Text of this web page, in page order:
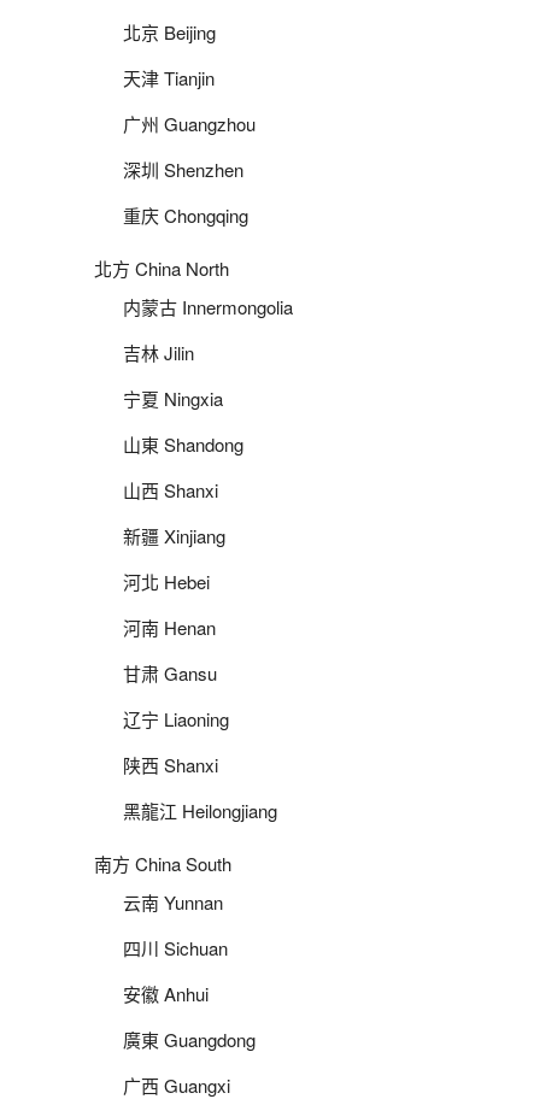
北京 Beijing
天津 Tianjin
广州 Guangzhou
深圳 Shenzhen
重庆 Chongqing
北方 China North
内蒙古 Innermongolia
吉林 Jilin
宁夏 Ningxia
山東 Shandong
山西 Shanxi
新疆 Xinjiang
河北 Hebei
河南 Henan
甘肃 Gansu
辽宁 Liaoning
陕西 Shanxi
黑龍江 Heilongjiang
南方 China South
云南 Yunnan
四川 Sichuan
安徽 Anhui
廣東 Guangdong
广西 Guangxi